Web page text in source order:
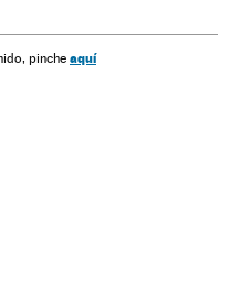
Administração Estado
pinche aquí